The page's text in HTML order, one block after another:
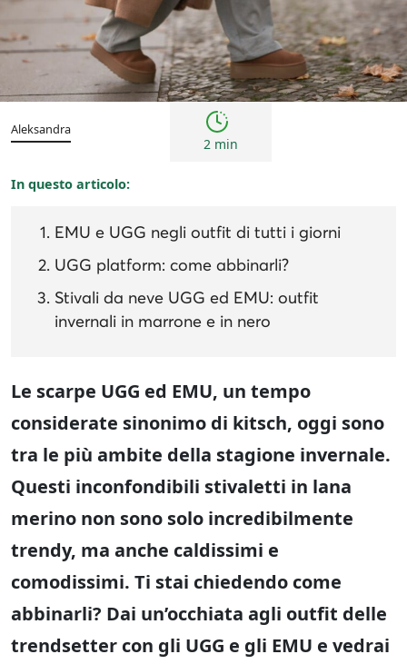
Tendenze
Aleksandra
2 min
In questo articolo:
EMU e UGG negli outfit di tutti i giorni
UGG platform: come abbinarli?
Stivali da neve UGG ed EMU: outfit
invernali in marrone e in nero
Le scarpe UGG ed EMU, un tempo
considerate sinonimo di kitsch, oggi sono
tra le più ambite della stagione invernale.
Questi inconfondibili stivaletti in lana
merino non sono solo incredibilmente
trendy, ma anche caldissimi e
comodissimi. Ti stai chiedendo come
abbinarli? Dai un’occhiata agli outfit delle
trendsetter con gli UGG e gli EMU e vedrai